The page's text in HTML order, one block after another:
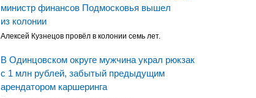
министр финансов Подмосковья вышел
из колонии
Алексей Кузнецов провёл в колонии семь лет.
В Одинцовском округе мужчина украл рюкзак
с 1 млн рублей, забытый предыдущим
арендатором каршеринга